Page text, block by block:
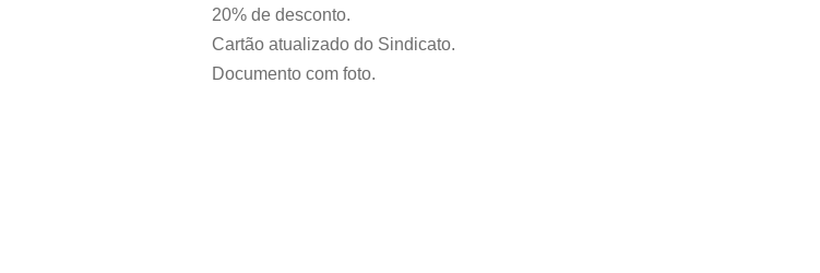
20% de desconto.
Cartão atualizado do Sindicato.
Documento com foto.